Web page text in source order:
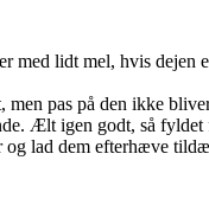
med lidt mel, hvis
men pas på den ikke
Ælt igen godt, så fyldet
lad dem efterhæve